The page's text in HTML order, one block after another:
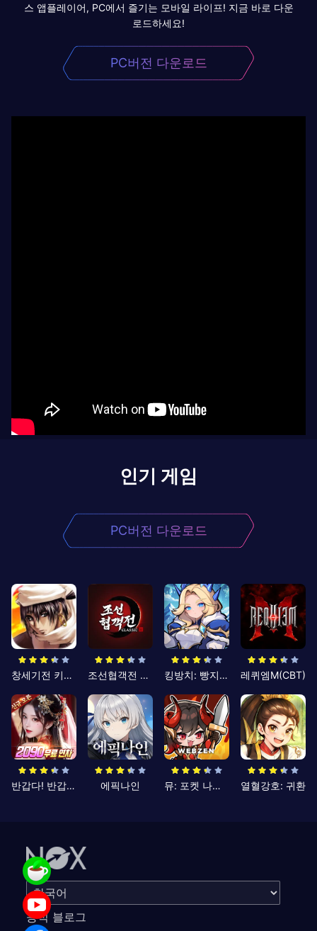
스 앱플레이어, PC에서 즐기는 모바일 라이프! 지금 바로 다운
로드하세요!
PC버전 다운로드
인기 게임
PC버전 다운로드
창세기전 키우기 조선협객전 클래식 킹방치: 빵지의 제왕 레퀴엠M(CBT)
반갑다! 반갑삼국지 에픽나인 뮤: 포켓 나이츠 열혈강호: 귀환
공식 블로그